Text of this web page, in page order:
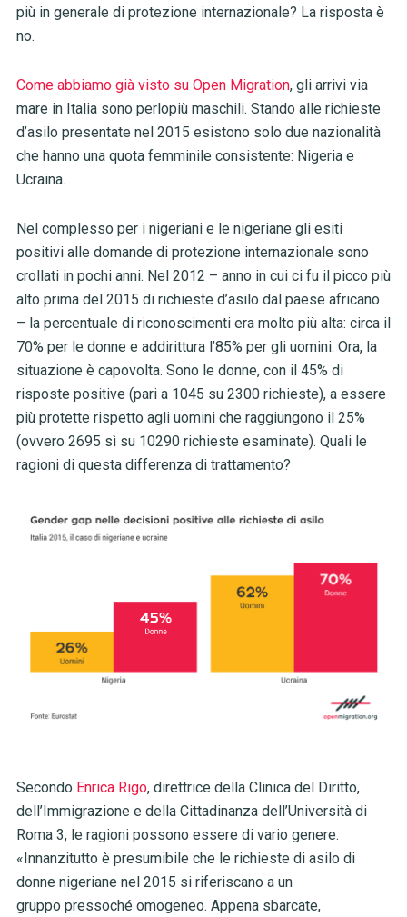
più in generale di protezione internazionale? La risposta è
no.
Come abbiamo già visto su Open Migration, gli arrivi via
mare in Italia sono perlopiù maschili. Stando alle richieste
d’asilo presentate nel 2015 esistono solo due nazionalità
che hanno una quota femminile consistente: Nigeria e
Ucraina.
Nel complesso per i nigeriani e le nigeriane gli esiti
positivi alle domande di protezione internazionale sono
crollati in pochi anni. Nel 2012 – anno in cui ci fu il picco più
alto prima del 2015 di richieste d’asilo dal paese africano
– la percentuale di riconoscimenti era molto più alta: circa il
70% per le donne e addirittura l’85% per gli uomini. Ora, la
situazione è capovolta. Sono le donne, con il 45% di
risposte positive (pari a 1045 su 2300 richieste), a essere
più protette rispetto agli uomini che raggiungono il 25%
(ovvero 2695 sì su 10290 richieste esaminate). Quali le
ragioni di questa differenza di trattamento?
Secondo Enrica Rigo, direttrice della Clinica del Diritto,
dell’Immigrazione e della Cittadinanza dell’Università di
Roma 3, le ragioni possono essere di vario genere.
«Innanzitutto è presumibile che le richieste di asilo di
donne nigeriane nel 2015 si riferiscano a un
gruppo pressoché omogeneo. Appena sbarcate,